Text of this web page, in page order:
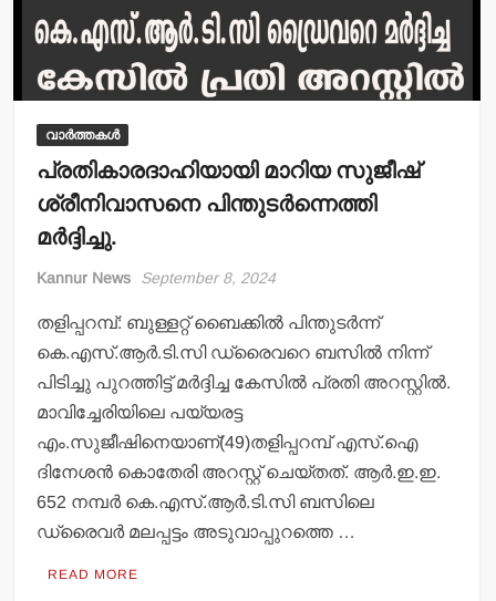
വാർത്തകൾ
പ്രതികാരദാഹിയായി മാറിയ സുജീഷ്
ശ്രീനിവാസനെ പിന്തുടര്‍ന്നെത്തി
മര്‍ദ്ദിച്ചു.
Kannur News September 8, 2024
തളിപ്പറമ്പ്: ബുള്ളറ്റ് ബൈക്കില്‍ പിന്തുടര്‍ന്ന്
കെ.എസ്.ആര്‍.ടി.സി ഡ്രൈവറെ ബസില്‍ നിന്ന്
പിടിച്ചു പുറത്തിട്ട് മര്‍ദ്ദിച്ച കേസില്‍ പ്രതി അറസ്റ്റില്‍.
മാവിച്ചേരിയിലെ പയ്യരട്ട
എം.സുജീഷിനെയാണ്(49)തളിപ്പറമ്പ് എസ്.ഐ
ദിനേശന്‍ കൊതേരി അറസ്റ്റ് ചെയ്തത്. ആര്‍.ഇ.ഇ.
652 നമ്പര്‍ കെ.എസ്.ആര്‍.ടി.സി ബസിലെ
ഡ്രൈവര്‍ മലപ്പട്ടം അടുവാപ്പുറത്തെ …
READ MORE